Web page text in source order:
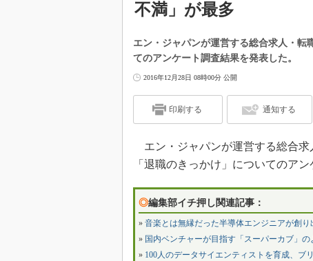
不満」が最多
エン・ジャパンが運営する総合求人・転
てのアンケート調査結果を発表した。
2016年12月28日 08時00分 公開
印刷する 通知する
エン・ジャパンが運営する総合求
「退職のきっかけ」についてのア
◎編集部イチ押し関連記事：
» 音楽とは無縁だった半導体エンジニアが創
» 国内ベンチャーが目指す「スーパーカブ」
» 100人のデータサイエンティストを育成、ブ